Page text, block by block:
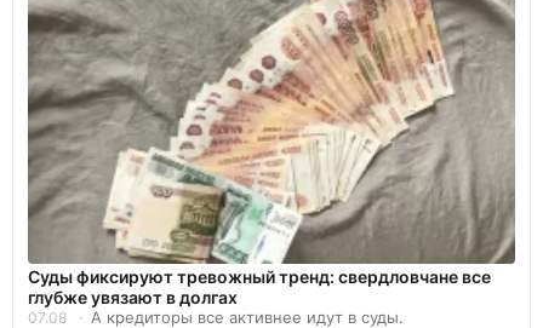
Суды фиксируют тревожный тренд: свердловчане все
глубже увязают в долгах
07.08 А кредиторы все активнее идут в суды.